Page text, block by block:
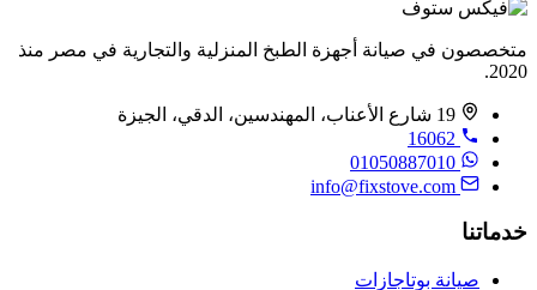
متخصصون في صيانة أجهزة الطبخ المنزلية والتجارية في مصر منذ
2020.
19 شارع الأعناب، المهندسين، الدقي، الجيزة
16062
01050887010
info@fixstove.com
خدماتنا
صيانة بوتاجازات